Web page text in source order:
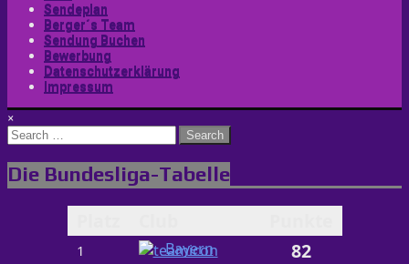
Sendeplan
Berger´s Team
Sendung Buchen
Bewerbung
Datenschutzerklärung
Impressum
×
Search
for:
Die Bundesliga-Tabelle
1 Bayern 82